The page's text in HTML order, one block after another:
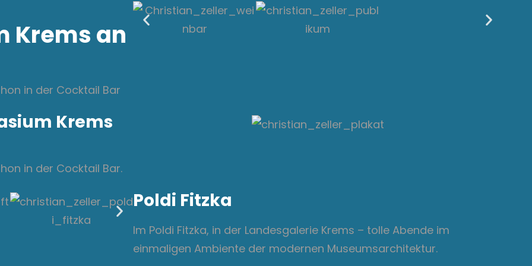
Krems an
in der Cocktail Bar
Krems
in der Cocktail Bar.
Poldi Fitzka
Im Poldi Fitzka, in der Landesgalerie Krems – tolle Abende im
einmaligen Ambiente der modernen Museumsarchitektur.